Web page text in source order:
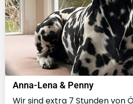
Anna-Lena & Penny
Wir sind extra 7 Stunden von